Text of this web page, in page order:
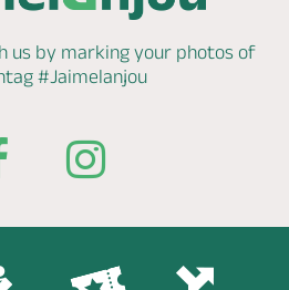
us by markingyour photos of
#Jaimelanjou